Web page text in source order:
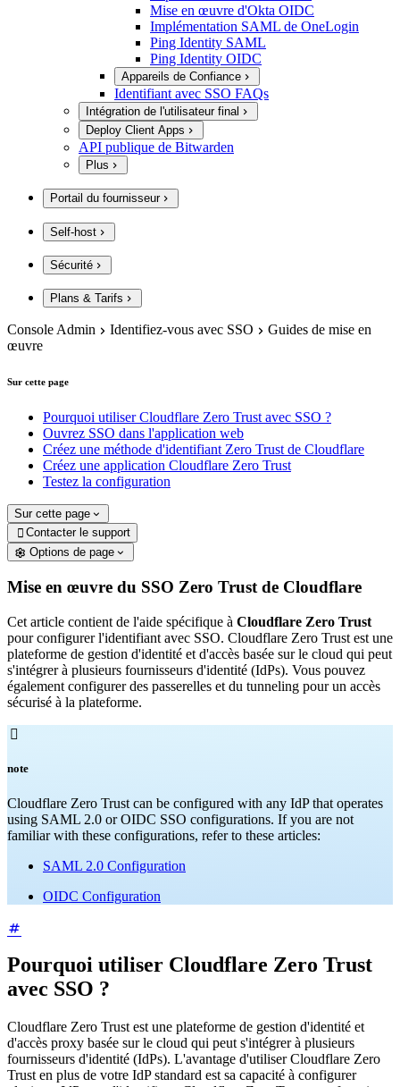
Mise en œuvre d'Okta OIDC
Implémentation SAML de OneLogin
Ping Identity SAML
Ping Identity OIDC
Appareils de Confiance
Identifiant avec SSO FAQs
Intégration de l'utilisateur final
Deploy Client Apps
API publique de Bitwarden
Plus
Portail du fournisseur
Self-host
Sécurité
Plans & Tarifs
Console Admin Identifiez-vous avec SSO
Guides de mise en
œuvre
Sur cette page
Pourquoi utiliser Cloudflare Zero Trust avec SSO ?
Ouvrez SSO dans l'application web
Créez une méthode d'identifiant Zero Trust de Cloudflare
Créez une application Cloudflare Zero Trust
Testez la configuration
Sur cette page
 Contacter le support
Options de page
Mise en œuvre du SSO Zero Trust de Cloudflare
Cet article contient de l'aide spécifique à Cloudflare Zero Trust
pour configurer l'identifiant avec SSO. Cloudflare Zero Trust est une
plateforme de gestion d'identité et d'accès basée sur le cloud qui peut
s'intégrer à plusieurs fournisseurs d'identité (IdPs). Vous pouvez
également configurer des passerelles et du tunneling pour un accès
sécurisé à la plateforme.

note
Cloudflare Zero Trust can be configured with any IdP that operates
using SAML 2.0 or OIDC SSO configurations. If you are not
familiar with these configurations, refer to these articles:
SAML 2.0 Configuration
OIDC Configuration
Pourquoi utiliser Cloudflare Zero Trust
avec SSO ?
Cloudflare Zero Trust est une plateforme de gestion d'identité et
d'accès proxy basée sur le cloud qui peut s'intégrer à plusieurs
fournisseurs d'identité (IdPs). L'avantage d'utiliser Cloudflare Zero
Trust en plus de votre IdP standard est sa capacité à configurer